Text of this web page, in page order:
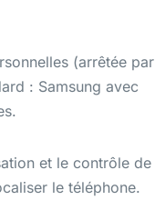
(arrêtée par
: Samsung avec
et le contrôle de
le téléphone.